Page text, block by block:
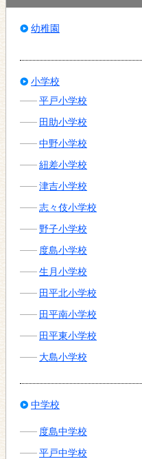
幼稚園
小学校
平戸小学校
田助小学校
中野小学校
紐差小学校
津吉小学校
志々伎小学校
野子小学校
度島小学校
生月小学校
田平北小学校
田平南小学校
田平東小学校
大島小学校
中学校
度島中学校
平戸中学校